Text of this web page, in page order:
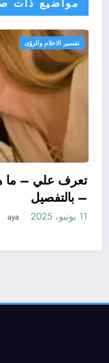
مواضيع ذات
لتفسير حلم